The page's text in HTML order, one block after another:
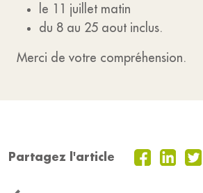
le 11 juillet matin
du 8 au 25 aout inclus.
Merci de votre compréhension.
Partagez l'article